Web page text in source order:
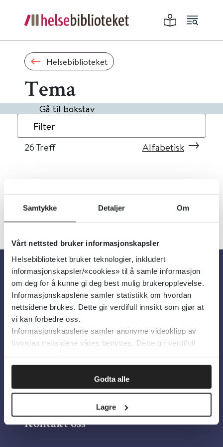
Samtykke Detaljer Om
Vårt nettsted bruker informasjonskapsler
Helsebiblioteket bruker teknologier, inkludert
informasjonskapsler/«cookies» til å samle informasjon
om deg for å kunne gi deg best mulig brukeropplevelse.
Informasjonskapslene samler statistikk om hvordan
nettsidene brukes. Dette gir verdifull innsikt som gjør at
vi kan forbedre oss.
Informasjonskapslene samler anonyme videoklipp av
hvordan nettsidene våres benyttes. Dette gir verdifull
innsikt som gjør at vi kan forbedre oss.
Godta alle
Lagre
Helsebiblioteket
Tema
Gå til bokstav
Filter
26 Treff Alfabetisk
« 1 »
Om oss
Om Helsebiblioteket
Personvern og informasjonskapsler
Tilgjengelighetserklæring
Information in English
Bilder fra Colourbox.com
Kontakt oss